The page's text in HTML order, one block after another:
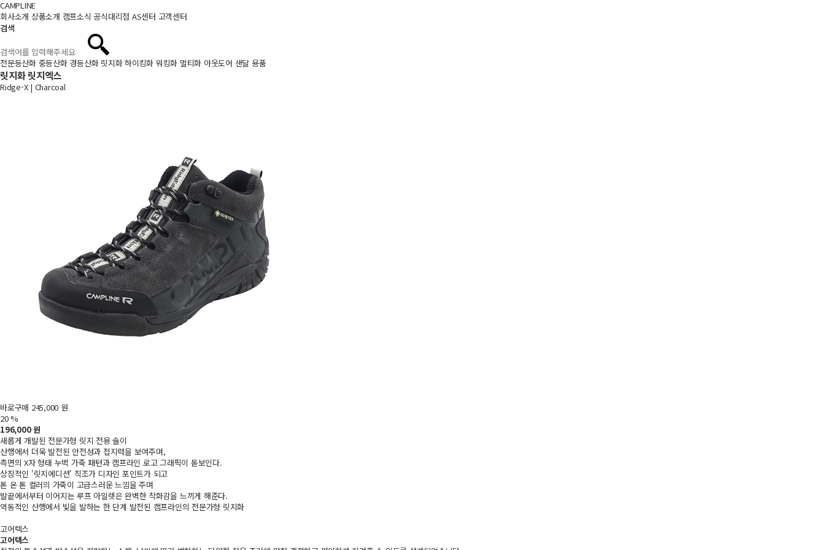
CAMPLINE
회사소개 상품소개 캠프소식 공식대리점 AS센터 고객센터
검색
전문등산화 중등산화 경등산화 릿지화하이킹화 워킹화 멀티화 아웃도어 샌달 용품
릿지화릿지엑스
Ridge-X | Charcoal
바로구매 245,000 원
20 %
196,000 원
새롭게 개발된 전문가형 릿지 전용 솔이
산행에서 더욱 발전된 안전성과 접지력을 보여주며,
측면의 X자 형태 누벅 가죽 패턴과 캠프라인 로고 그래픽이 돋보인다.
상징적인 '릿지에디션' 직조가 디자인 포인트가 되고
톤 온 톤 컬러의 가죽이 고급스러운 느낌을 주며
발끝에서부터 이어지는 루프 아일렛은 완벽한 착화감을 느끼게 해준다.
역동적인 산행에서 빛을 발하는 한 단계 발전된 캠프라인의 전문가형 릿지화
고어텍스
고어텍스